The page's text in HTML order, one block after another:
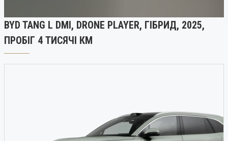
BYD TANG L DMI, DRONE PLAYER, ГІБРИД, 2025,
ПРОБІГ 4 ТИСЯЧІ КМ